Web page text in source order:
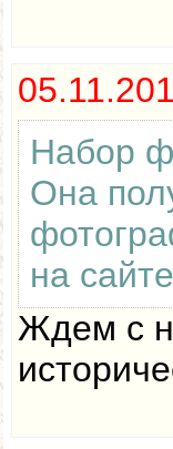
Набор
Она
на
Ждем с